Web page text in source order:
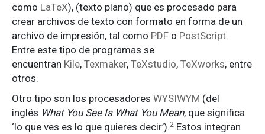
como LaTeX), (texto plano) que es procesado para
crear archivos de texto con formato en forma de un
archivo de impresión, tal como PDF o PostScript.
Entre este tipo de programas se
encuentran Kile, Texmaker, TeXstudio, TeXworks, entre
otros.
Otro tipo son los procesadores WYSIWYM (del
inglés What You See Is What You Mean, que significa
‘lo que ves es lo que quieres decir’).2 ​ Estos integran